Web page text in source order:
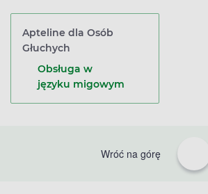
Apteline dla Osób
Głuchych
Obsługa w
języku migowym
Wróć na górę